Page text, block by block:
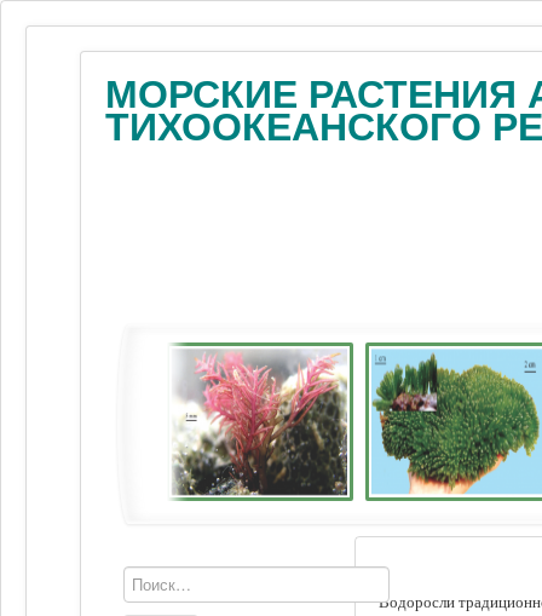
МОРСКИЕ РАСТЕНИЯ
ТИХООКЕАНСКОГО
Водоросли